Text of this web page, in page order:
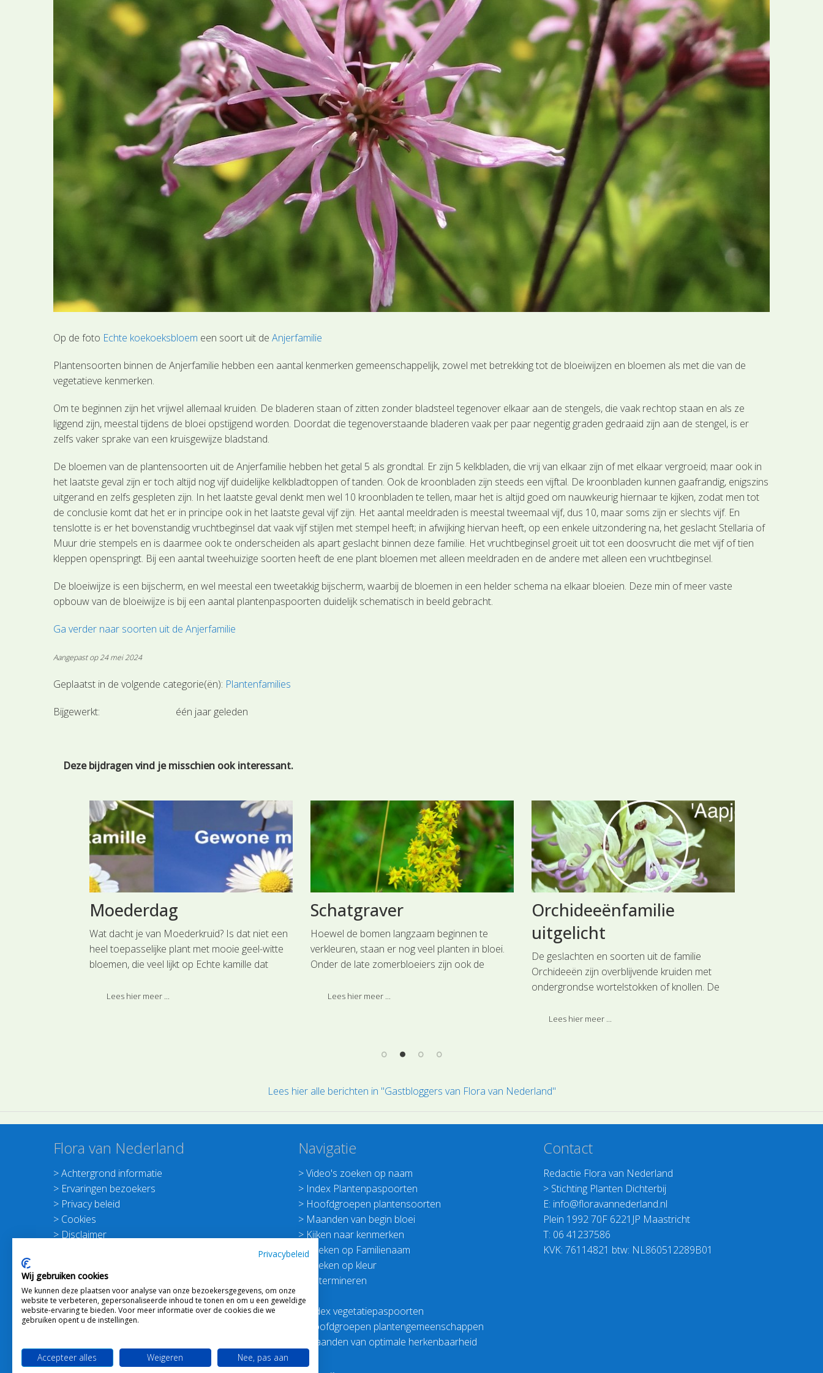
Op de foto Echte koekoeksbloem een soort uit deAnjerfamilie
Plantensoorten binnen de Anjerfamilie hebben een aantal kenmerken gemeenschappelijk, zowel met betrekking tot de bloeiwijzen en bloemen als met die van de
vegetatieve kenmerken.
Om te beginnen zijn het vrijwel allemaal kruiden. De bladeren staan of zitten zonder bladsteel tegenover elkaar aan de stengels, die vaak rechtop staan en als ze
liggend zijn, meestal tijdens de bloei opstijgend worden. Doordat die tegenoverstaande bladeren vaak per paar negentig graden gedraaid zijn aan de stengel, is er
zelfs vaker sprake van een kruisgewijze bladstand.
De bloemen van de plantensoorten uit de Anjerfamilie hebben het getal 5 als grondtal. Er zijn 5 kelkbladen, die vrij van elkaar zijn of met elkaar vergroeid; maar ook in
het laatste geval zijn er toch altijd nog vijf duidelijke kelkbladtoppen of tanden. Ook de kroonbladen zijn steeds een vijftal. De kroonbladen kunnen gaafrandig, enigszins
uitgerand en zelfs gespleten zijn. In het laatste geval denkt men wel 10 kroonbladen te tellen, maar het is altijd goed om nauwkeurig hiernaar te kijken, zodat men tot
de conclusie komt dat het er in principe ook in het laatste geval vijf zijn. Het aantal meeldraden is meestal tweemaal vijf, dus 10, maar soms zijn er slechts vijf. En
tenslotte is er het bovenstandig vruchtbeginsel dat vaak vijf stijlen met stempel heeft; in afwijking hiervan heeft, op een enkele uitzondering na, het geslacht Stellaria of
Muur drie stempels en is daarmee ook te onderscheiden als apart geslacht binnen deze familie. Het vruchtbeginsel groeit uit tot een doosvrucht die met vijf of tien
kleppen openspringt. Bij een aantal tweehuizige soorten heeft de ene plant bloemen met alleen meeldraden en de andere met alleen een vruchtbeginsel.
De bloeiwijze is een bijscherm, en wel meestal een tweetakkig bijscherm, waarbij de bloemen in een helder schema na elkaar bloeien. Deze min of meer vaste
opbouw van de bloeiwijze is bij een aantal plantenpaspoorten duidelijk schematisch in beeld gebracht.
Ga verder naar soorten uit de Anjerfamilie
Aangepast op 24 mei 2024
Geplaatst in de volgende categorie(ën): Plantenfamilies
Bijgewerkt: één jaar geleden
Deze bijdragen vind je misschien ook interessant.
Moederdag
Wat dacht je van Moederkruid? Is dat niet een
heel toepasselijke plant met mooie geel-witte
bloemen, die veel lijkt op Echte kamille dat
Lees hier meer ...
Schatgraver
Hoewel de bomen langzaam beginnen te
verkleuren, staan er nog veel planten in bloei.
Onder de late zomerbloeiers zijn ook de
Lees hier meer ...
Orchideeënfamilie
uitgelicht
De geslachten en soorten uit de familie
Orchideeën zijn overblijvende kruiden met
ondergrondse wortelstokken of knollen. De
stengel en hebben een gave bladrand. Soms
Lees hier meer ...
Lees hier alle berichten in "Gastbloggers van Flora van Nederland"
Flora van Nederland
>Achtergrond informatie
> Ervaringen bezoekers
> Privacy beleid
> Cookies
> Disclaimer
>Schrijf je in voor de Nieuwsbrief
Navigatie
>Video's zoeken op naam
> Index Plantenpaspoorten
> Hoofdgroepen plantensoorten
> Maanden van begin bloei
> Kijken naar kenmerken
>Zoeken op Familienaam
Zoeken op kleur
Determineren
Index vegetatiepaspoorten
Hoofdgroepen plantengemeenschappen
Maanden van optimale herkenbaarheid
Contact
Redactie Flora van Nederland
> Stichting Planten Dichterbij
E: info@floravannederland.nl
Plein 1992 70F 6221JP Maastricht
T: 06 41237586
KVK: 76114821 btw: NL860512289B01
Privacybeleid
Wij gebruiken cookies
We kunnen deze plaatsen voor analyse van onze bezoekersgegevens, om onze
website te verbeteren, gepersonaliseerde inhoud te tonen en om u een geweldige
website-ervaring te bieden. Voor meer informatie over de cookies die we
gebruiken opent u de instellingen.
Accepteer alles Weigeren Nee, pas aan